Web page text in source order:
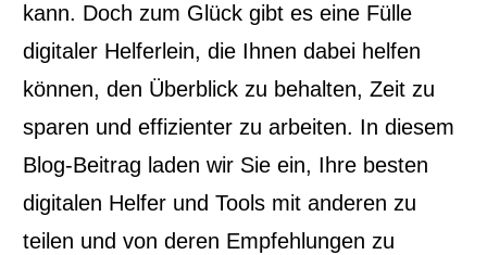
kann. Doch zum Glück gibt es eine Fülle
digitaler Helferlein, die Ihnen dabei helfen
können, den Überblick zu behalten, Zeit zu
sparen und effizienter zu arbeiten. In diesem
Blog-Beitrag laden wir Sie ein, Ihre besten
digitalen Helfer und Tools mit anderen zu
teilen und von deren Empfehlungen zu